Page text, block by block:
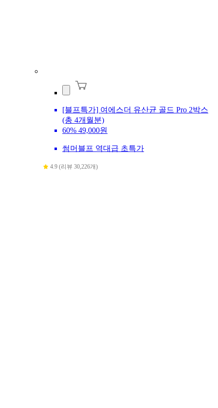
[블프특가] 여에스더 유산균 골드 Pro 2박스
(총 4개월분)
60% 49,000원
썸머블프 역대급 초특가
4.9 (리뷰 30,226개)